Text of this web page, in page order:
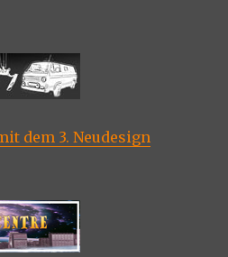
dem 3. Neudesign